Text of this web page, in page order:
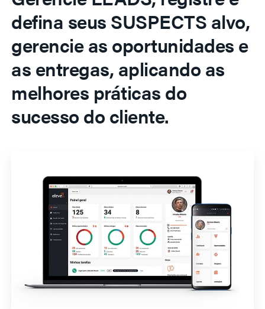
defina seus SUSPECTS alvo,
gerencie as oportunidades e
as entregas, aplicando as
melhores práticas do
sucesso do cliente.